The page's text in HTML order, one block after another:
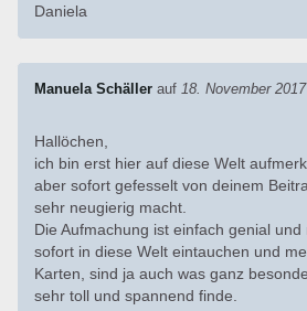
Daniela
Manuela Schäller auf 18. November 2017
Hallöchen,
ich bin erst hier auf diese Welt
aber sofort gefesselt von deinem
sehr neugierig macht.
Die Aufmachung ist einfach genial
sofort in diese Welt eintauchen und
Karten, sind ja auch was ganz
sehr toll und spannend finde.